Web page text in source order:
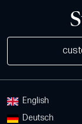
English
Deutsch